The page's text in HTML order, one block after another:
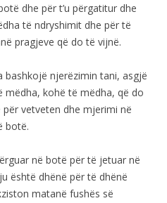
dhe për t’u përgatitur dhe
të ndryshimit dhe për të
pragjeve që do të vijnë.
bashkojë njerëzimin tani, asgjë
mëdha, kohë të mëdha, që do
për vetveten dhe mjerimi në
botë.
në botë për të jetuar në
është dhënë për të dhënë
matanë fushës së